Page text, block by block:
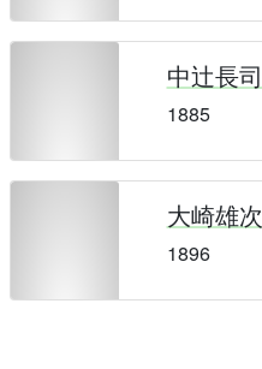
中辻長司
1885
大崎雄次
1896